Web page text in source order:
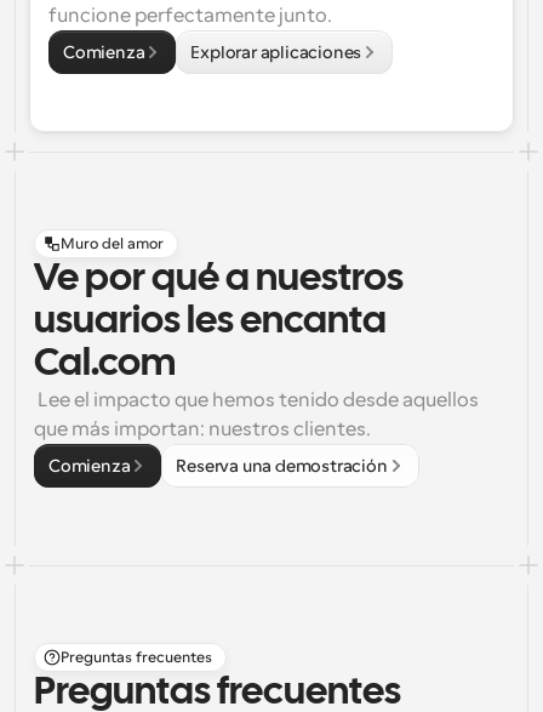
funcione perfectamente junto.
Comienza Explorar aplicaciones
Muro del amor
Ve por qué a nuestros
usuarios les encanta
Cal.com
que más importan: nuestros clientes.
Comienza Reserva una demostración
Preguntas frecuentes
Preguntas frecuentes